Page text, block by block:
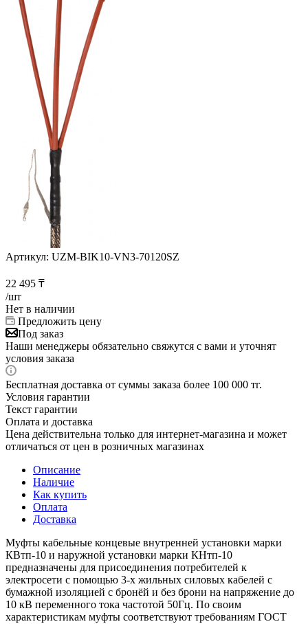
Артикул: UZM-BIK10-VN3-70120SZ
22 495 ₸
/шт
Нет в наличии
Предложить цену
Под заказ
Наши менеджеры обязательно свяжутся с вами и уточнят
условия заказа
Бесплатная доставка от суммы заказа более 100 000 тг.
Условия гарантии
Текст гарантии
Оплата и доставка
Цена действительна только для интернет-магазина и может
отличаться от цен в розничных магазинах
Описание
Наличие
Как купить
Оплата
Доставка
Муфты кабельные концевые внутренней установки марки
КВтп-10 и наружной установки марки КНтп-10
предназначены для присоединения потребителей к
электросети с помощью 3-х жильных силовых кабелей с
бумажной изоляцией с бронёй и без брони на напряжение до
10 кВ переменного тока частотой 50Гц. По своим
характеристикам муфты соответствуют требованиям ГОСТ